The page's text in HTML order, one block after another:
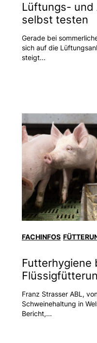
Lüftungs- und
selbst testen
Gerade bei
sich auf die
steigt...
FACHINFOS
Futterhygiene
Franz Strasser ABL,
Schweinehaltung in
Bericht,...